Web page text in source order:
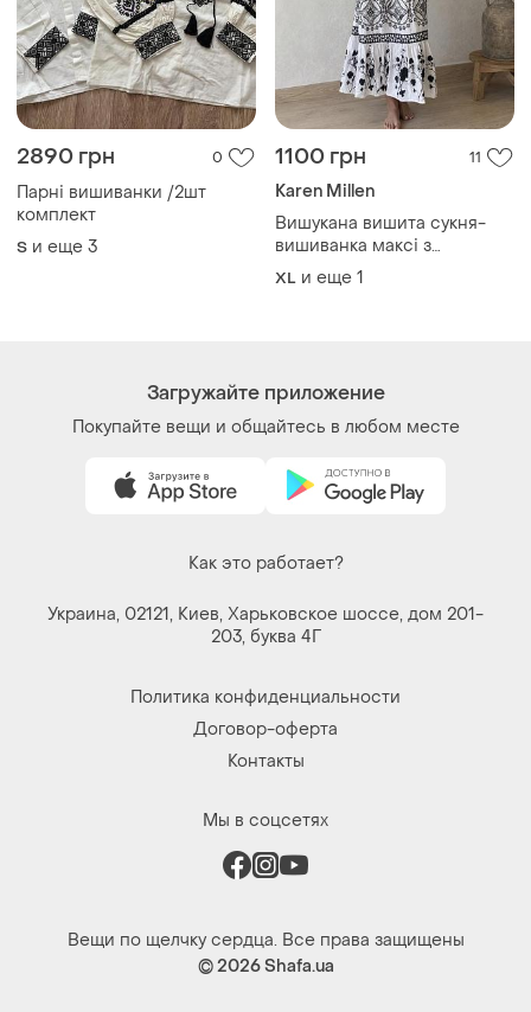
2890 грн 0
Парні вишиванки /2шт
комплект
S и еще 3
1100 грн 11
Karen Millen
Вишукана вишита сукня-
вишиванка максі з
красивою спиною
XL и еще 1
Загружайте приложение
Покупайте вещи и общайтесь в любом месте
Как это работает?
Украина, 02121, Киев, Харьковское шоссе, дом 201-
203, буква 4Г
Политика конфиденциальности
Договор-оферта
Контакты
Мы в соцсетях
Вещи по щелчку сердца. Все права защищены
© 2026Shafa.ua